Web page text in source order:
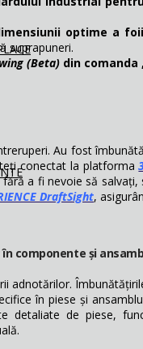
optime a foii
suprapuneri.
(Beta) din comanda
Au fost
conectat la platforma
fără a fi nevoie să salvați,
DraftSight,
componente și
adnotărilor.
în piese și
detaliate de piese,